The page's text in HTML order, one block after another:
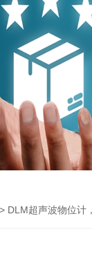
> DLM超声波物位计